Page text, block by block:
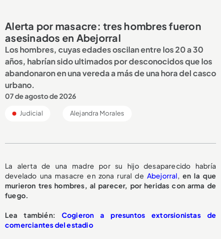
Alerta por masacre: tres hombres fueron
asesinados en Abejorral
Los hombres, cuyas edades oscilan entre los 20 a 30
años, habrían sido ultimados por desconocidos que los
abandonaron en una vereda a más de una hora del casco
urbano.
07 de agosto de 2026
Judicial Alejandra Morales
La alerta de una madre por su hijo desaparecido habría
develado una masacre en zona rural de Abejorral, en la que
murieron tres hombres, al parecer, por heridas con arma de
fuego.
Lea también: Cogieron a presuntos extorsionistas de
comerciantes del estadio